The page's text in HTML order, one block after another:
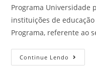
Programa Universidade
instituições de
Programa, referente ao
Continue Lendo